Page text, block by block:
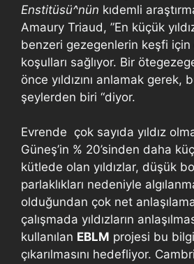
Enstitüsü^nün kıdemli
Amaury Triaud, ”En küçük
benzeri gezegenlerin keşfi için
koşulları sağlıyor. Bir
önce yıldızını anlamak gerek,
şeylerden biri “diyor.
Evrende çok sayıda yıldız
Güneş’in % 20’sinden daha
kütlede olan yıldızlar, düşük
parlaklıkları nedeniyle
olduğundan çok net
çalışmada yıldızların
kullanılan EBLM projesi bu
çıkarılmasını hedefliyor.